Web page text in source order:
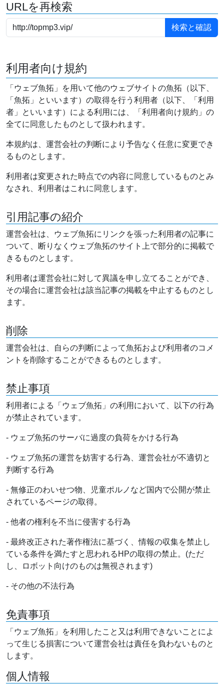
URLを再検索
利用者向け規約
「ウェブ魚拓」を用いて他のウェブサイトの魚拓（以下、
「魚拓」といいます）の取得を行う利用者（以下、「利用
者」といいます）による利用には、「利用者向け規約」の
全てに同意したものとして扱われます。
本規約は、運営会社の判断により予告なく任意に変更でき
るものとします。
利用者は変更された時点での内容に同意しているものとみ
なされ、利用者はこれに同意します。
引用記事の紹介
運営会社は、ウェブ魚拓にリンクを張った利用者の記事に
ついて、断りなくウェブ魚拓のサイト上で部分的に掲載で
きるものとします。
利用者は運営会社に対して異議を申し立てることができ、
その場合に運営会社は該当記事の掲載を中止するものとし
ます。
削除
運営会社は、自らの判断によって魚拓および利用者のコメ
ントを削除することができるものとします。
禁止事項
利用者による「ウェブ魚拓」の利用において、以下の行為
が禁止されています。
- ウェブ魚拓のサーバに過度の負荷をかける行為
- ウェブ魚拓の運営を妨害する行為、運営会社が不適切と
判断する行為
- 無修正のわいせつ物、児童ポルノなど国内で公開が禁止
されているページの取得。
- 他者の権利を不当に侵害する行為
- 最終改正された著作権法に基づく、情報の収集を禁止し
ている条件を満たすと思われるHPの取得の禁止。(ただ
し、ロボット向けのものは無視されます)
- その他の不法行為
免責事項
「ウェブ魚拓」を利用したこと又は利用できないことによ
って生じる損害について運営会社は責任を負わないものと
します。
個人情報